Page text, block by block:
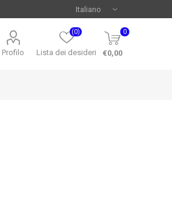
Profilo Lista dei desideri
(0) 0
€0,00